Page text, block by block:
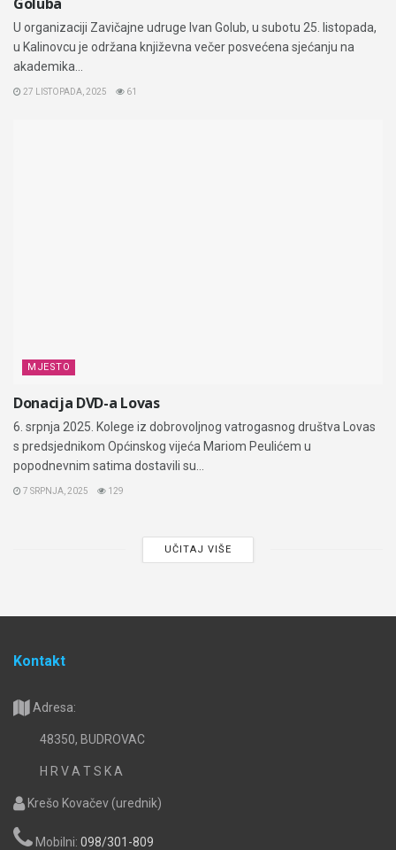
U organizaciji Zavičajne udruge Ivan Golub, u subotu 25. listopada,
u Kalinovcu je održana književna večer posvećena sjećanju na
akademika...
27 LISTOPADA, 2025 61
MJESTO
Donacija DVD-a Lovas
6. srpnja 2025. Kolege iz dobrovoljnog vatrogasnog društva Lovas
s predsjednikom Općinskog vijeća Mariom Peulićem u
popodnevnim satima dostavili su...
7 SRPNJA, 2025 129
UČITAJ VIŠE
Kontakt
Adresa:
48350, BUDROVAC
H R V A T S K A
Krešo Kovačev (urednik)
Mobilni: 098/301-809